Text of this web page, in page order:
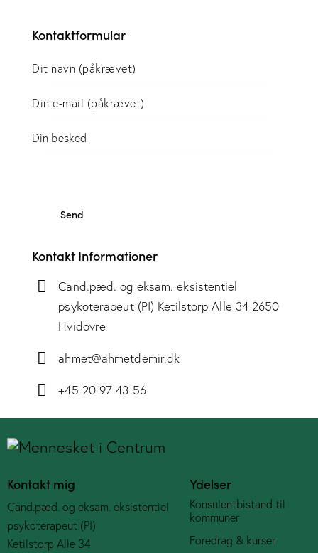
Kontaktformular
Kontakt Informationer
Cand.pæd. og eksam. eksistentiel
psykoterapeut (PI) Ketilstorp Alle 34 2650
Hvidovre
ahmet@ahmetdemir.dk
+45 20 97 43 56
Kontakt mig
Cand.pæd. og eksam. eksistentiel
psykoterapeut (PI)
Ketilstorp Alle 34
Ydelser
Konsulentbistand til
kommuner
Foredrag & kurser